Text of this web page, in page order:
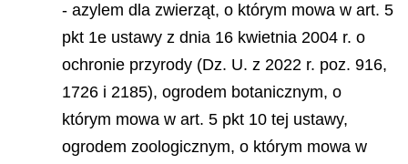
- azylem dla zwierząt, o którym mowa w art. 5
pkt 1e ustawy z dnia 16 kwietnia 2004 r. o
ochronie przyrody (Dz. U. z 2022 r. poz. 916,
1726 i 2185), ogrodem botanicznym, o
którym mowa w art. 5 pkt 10 tej ustawy,
ogrodem zoologicznym, o którym mowa w